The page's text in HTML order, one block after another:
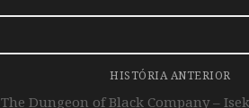
HISTÓRIA ANTERIOR
The Dungeon of Black Company –